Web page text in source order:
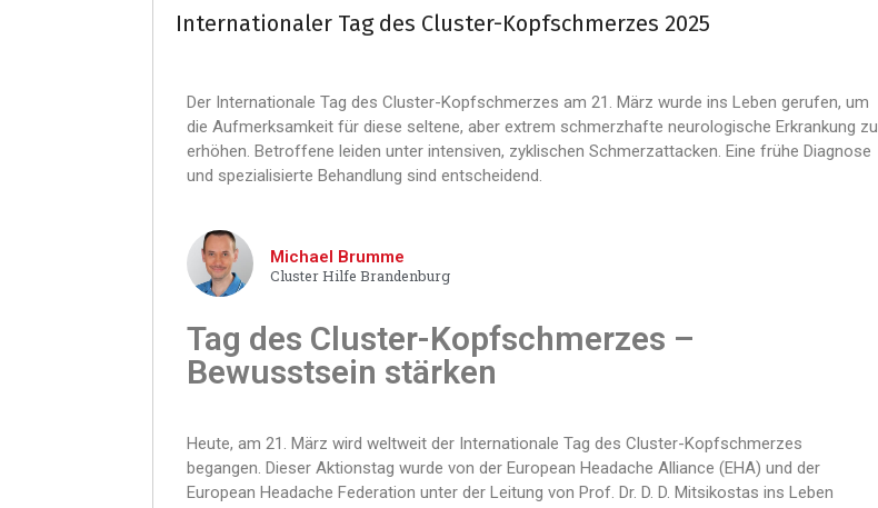
Internationaler Tag des Cluster-Kopfschmerzes 2025
Der Internationale Tag des Cluster-Kopfschmerzes am 21. März wurde ins Leben gerufen, um
die Aufmerksamkeit für diese seltene, aber extrem schmerzhafte neurologische Erkrankung zu
erhöhen. Betroffene leiden unter intensiven, zyklischen Schmerzattacken. Eine frühe Diagnose
und spezialisierte Behandlung sind entscheidend.
Michael Brumme
Cluster Hilfe Brandenburg
Tag des Cluster-Kopfschmerzes –
Bewusstsein stärken
Heute, am 21. März wird weltweit der Internationale Tag des Cluster-Kopfschmerzes
begangen. Dieser Aktionstag wurde von der European Headache Alliance (EHA) und der
European Headache Federation unter der Leitung von Prof. Dr. D. D. Mitsikostas ins Leben